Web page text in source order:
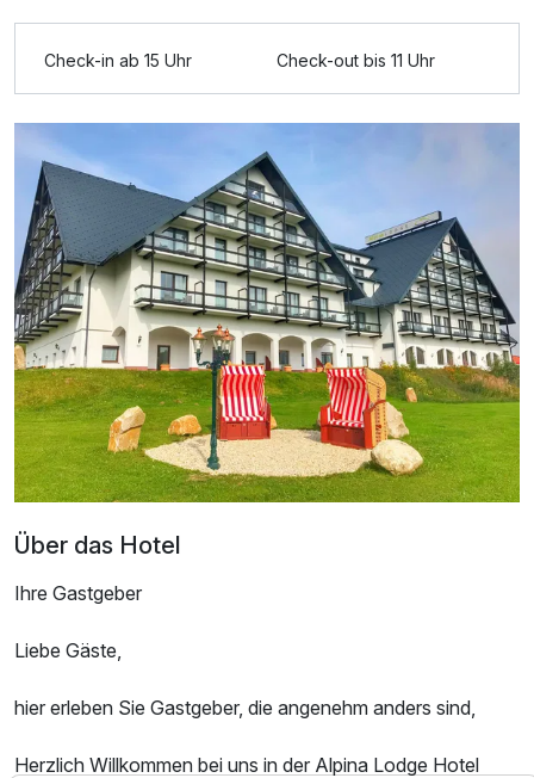
Zusatznächte
Für 3 Tage p.P. ab136,00 €
Einzelzimmer
1 Erwachsenen
Ausstattung
Zusatznächte
Für 3 Tage
Juniorsuite/n
Check-in ab 15 Uhr Check-out bis 11 Uhr
Über das Hotel
Ihre Gastgeber
Liebe Gäste,
hier erleben Sie Gastgeber, die angenehm anders sind,
Herzlich Willkommen bei uns in der Alpina Lodge Hotel